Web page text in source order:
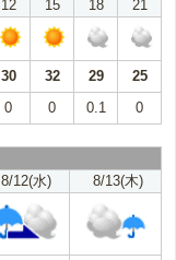
12 15 18
21
30 32 29
25
0 0 0.1 0
8/12(水) 8/13(木)